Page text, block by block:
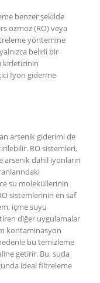
benzer şekilde
ozmoz (RO) veya
yöntemine
belirli bir
kirleticinin
İyon giderme
arsenik giderimi de
RO sistemleri,
arsenik dahil iyonların
su moleküllerinin
sistemlerinin en saf
içme suyu
diğer uygulamalar
kontaminasyon
bu temizleme
getirir. Bu, suda
ideal filtreleme